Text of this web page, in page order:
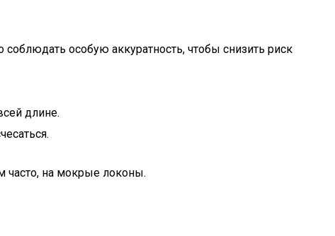
особую аккуратность, чтобы снизить риск
длине.
часто, на мокрые локоны.